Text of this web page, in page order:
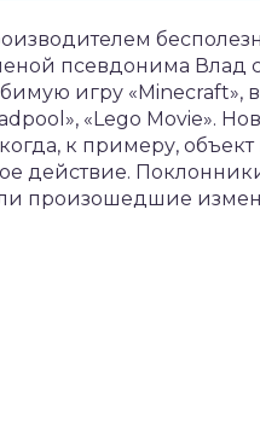
псевдонима Влад
игру «Minecraft»,
«Lego Movie».
к примеру,
действие.
произошедшие